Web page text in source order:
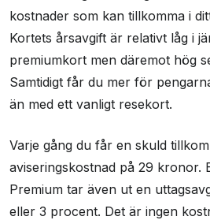
kostnader som kan tillkomma i
Kortets årsavgift är relativt låg i
premiumkort men däremot hög
Samtidigt får du mer för
än med ett vanligt resekort.
Varje gång du får en skuld
aviseringskostnad på 29 kronor.
Premium tar även ut en
eller 3 procent. Det är ingen